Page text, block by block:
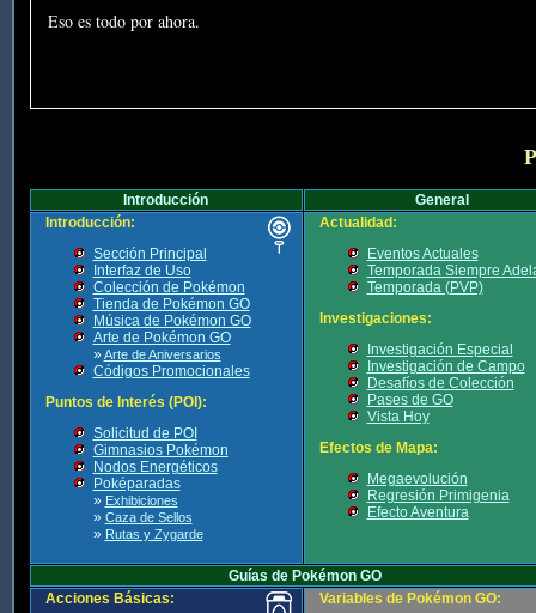
Eso es todo por ahora.
Introducción
General
Introducción:
Sección Principal
Interfaz de Uso
Colección de Pokémon
Tienda de Pokémon GO
Música de Pokémon GO
Arte de Pokémon GO
» Arte de Aniversarios
Códigos Promocionales
Puntos de Interés (POI):
Solicitud de POI
Gimnasios Pokémon
Nodos Energéticos
Poképaradas
» Exhibiciones
» Caza de Sellos
» Rutas y Zygarde
Actualidad:
Eventos Actuales
Temporada Siempre
Temporada (PVP)
Investigaciones:
Investigación Especial
Investigación de Campo
Desafíos de Colección
Pases de GO
Vista Hoy
Efectos de Mapa:
Megaevolución
Regresión Primigenia
Efecto Aventura
Guías de Pokémon GO
Acciones Básicas:
Variables de Pokémon GO: